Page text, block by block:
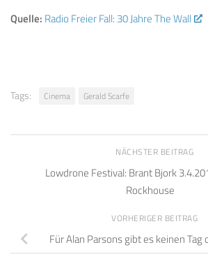
Quelle: Radio Freier Fall: 30 Jahre The Wall
Tags: Cinema Gerald Scarfe
NÄCHSTER BEITRAG
Lowdrone Festival: Brant Bjork
Rockhouse
VORHERIGER BEITRAG
Für Alan Parsons gibt es keinen Tag